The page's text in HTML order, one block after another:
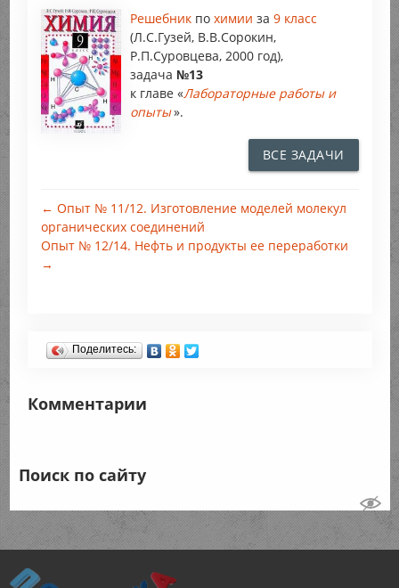
Решебник по химии за 9 класс
(Л.С.Гузей, В.В.Сорокин,
Р.П.Суровцева, 2000 год),
задача №13
к главе «Лабораторные работы и
опыты».
ВСЕ ЗАДАЧИ
← Опыт № 11/12. Изготовление моделей молекул
органических соединений
Опыт № 12/14. Нефть и продукты ее переработки
→
Поделитесь:
Комментарии
Поиск по сайту